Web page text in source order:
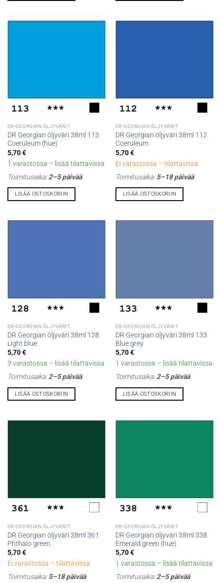
DR GEORGIAN ÖLJYVÄRIT
DR Georgian öljyväri 38ml 113
Coeruleum (hue)
5,70€
1 varastossa – lisää tilattavissa
Toimitusaika:2–5 päivää
LISÄÄ OSTOSKORIIN
DR GEORGIAN ÖLJYVÄRIT
DR Georgian öljyväri 38ml 112
Coeruleum
5,70€
Ei varastossa – tilattavissa
Toimitusaika:5–18 päivää
LISÄÄ OSTOSKORIIN
DR GEORGIAN ÖLJYVÄRIT
DR Georgian öljyväri 38ml 128
Light blue
5,70€
3 varastossa – lisää tilattavissa
Toimitusaika:2–5 päivää
LISÄÄ OSTOSKORIIN
DR GEORGIAN ÖLJYVÄRIT
DR Georgian öljyväri 38ml 133
Blue grey
5,70€
1 varastossa – lisää tilattavissa
Toimitusaika:2–5 päivää
LISÄÄ OSTOSKORIIN
DR GEORGIAN ÖLJYVÄRIT
DR Georgian öljyväri 38ml 361
Phthalo green
5,70€
Ei varastossa – tilattavissa
Toimitusaika:5–18 päivää
DR GEORGIAN ÖLJYVÄRIT
DR Georgian öljyväri 38ml 338
Emerald green (hue)
5,70€
1 varastossa – lisää tilattavissa
Toimitusaika:2–5 päivää